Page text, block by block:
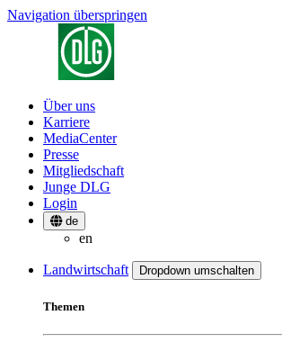
Navigation überspringen
Über uns
Karriere
MediaCenter
Presse
Mitgliedschaft
Junge DLG
Login
de
en
Landwirtschaft Dropdown umschalten
Themen